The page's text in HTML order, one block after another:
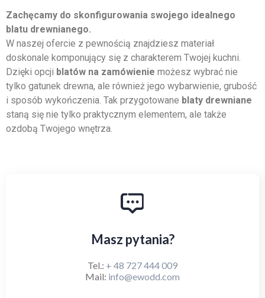
Zachęcamy do skonfigurowania swojego idealnego
blatu drewnianego.
W naszej ofercie z pewnością znajdziesz materiał
doskonale komponujący się z charakterem Twojej kuchni.
Dzięki opcji blatów na zamówienie możesz wybrać nie
tylko gatunek drewna, ale również jego wybarwienie, grubość
i sposób wykończenia. Tak przygotowane blaty drewniane
staną się nie tylko praktycznym elementem, ale także
ozdobą Twojego wnętrza.
Masz pytania?
Tel.: + 48 727 444 009
Mail: info@ewodd.com